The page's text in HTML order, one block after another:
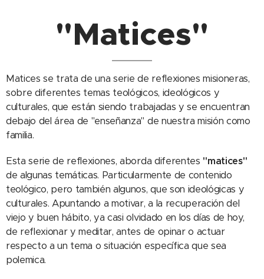
"Matices"
Matices se trata de una serie de reflexiones misioneras,
sobre diferentes temas teológicos, ideológicos y
culturales, que están siendo trabajadas y se encuentran
debajo del área de "enseñanza" de nuestra misión como
familia.
Esta serie de reflexiones, aborda diferentes "matices"
de algunas temáticas. Particularmente de contenido
teológico, pero también algunos, que son ideológicas y
culturales. Apuntando a motivar, a la recuperación del
viejo y buen hábito, ya casi olvidado en los días de hoy,
de reflexionar y meditar, antes de opinar o actuar
respecto a un tema o situación específica que sea
polemica.